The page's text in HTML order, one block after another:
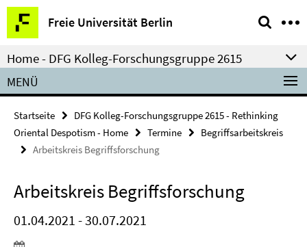
Springe
direkt
zu
Inhalt
Freie Universität Berlin
Service-
Navigation
Home - DFG Kolleg-Forschungsgruppe 2615
MENÜ
Startseite
DFG Kolleg-Forschungsgruppe 2615 - Rethinking
Oriental Despotism - Home
Termine
Begriffsarbeitskreis
Arbeitskreis Begriffsforschung
Arbeitskreis Begriffsforschung
01.04.2021 - 30.07.2021